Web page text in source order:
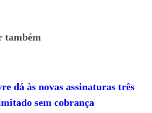
também
dá às novas assinaturas três
sem cobrança